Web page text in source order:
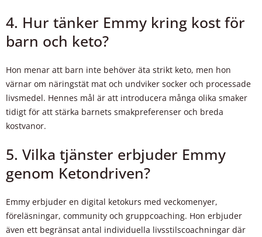
4. Hur tänker Emmy kring kost för
barn och keto?
Hon menar att barn inte behöver äta strikt keto, men hon
värnar om näringstät mat och undviker socker och processade
livsmedel. Hennes mål är att introducera många olika smaker
tidigt för att stärka barnets smakpreferenser och breda
kostvanor.
5. Vilka tjänster erbjuder Emmy
genom Ketondriven?
Emmy erbjuder en digital ketokurs med veckomenyer,
föreläsningar, community och gruppcoaching. Hon erbjuder
även ett begränsat antal individuella livsstilscoachningar där